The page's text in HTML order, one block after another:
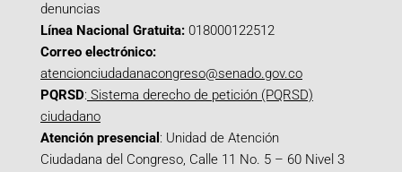
denuncias
Línea Nacional Gratuita: 018000122512
Correo electrónico:
atencionciudadanacongreso@senado.gov.co
PQRSD: Sistema derecho de petición (PQRSD)
ciudadano
Atención presencial : Unidad de Atención
Ciudadana del Congreso, Calle 11 No. 5 – 60 Nivel 3